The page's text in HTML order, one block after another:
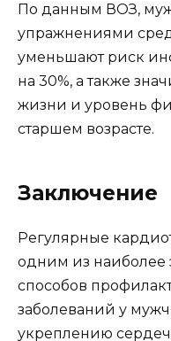
По данным ВОЗ,
упражнениями
уменьшают риск
на 30%, а также
жизни и уровень
старшем возрасте.
Заключение
Регулярные
одним из наиболее
способов
заболеваний у
укреплению